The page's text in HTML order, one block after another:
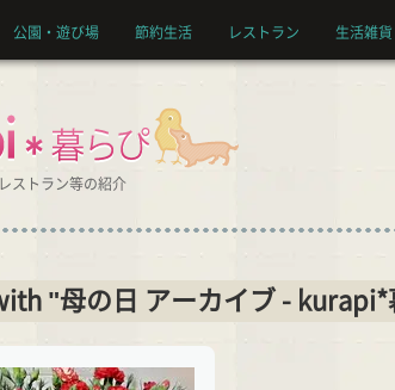
ストラン等の紹介
公園・遊び場 節約生活 レストラン 生活雑貨
"母の日 アーカイブ - kurapi*